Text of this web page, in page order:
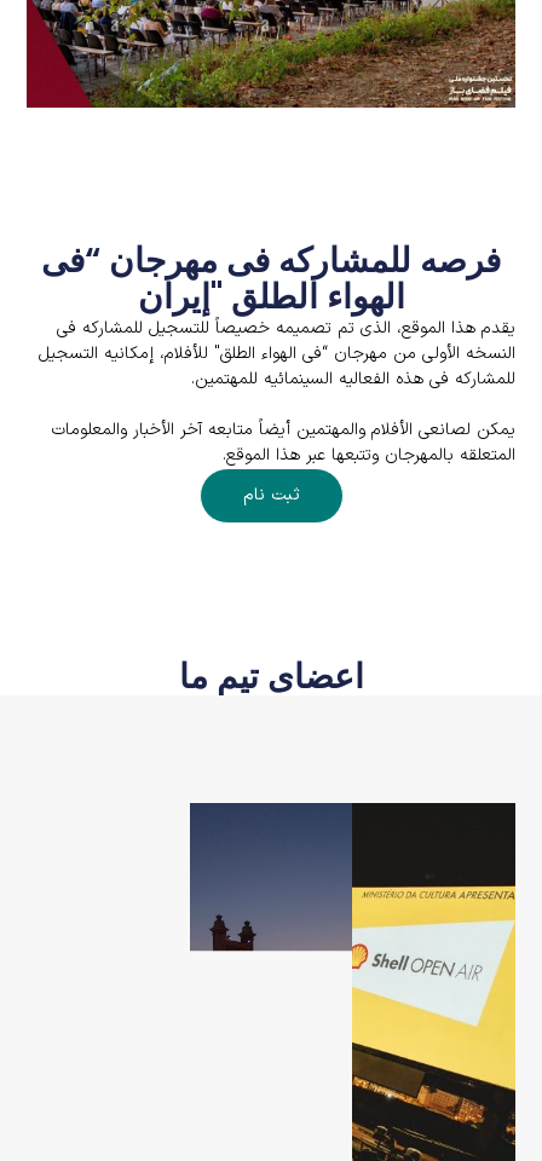
فرصه للمشارکه فی مهرجان “فی
الهواء الطلق "إیران
یقدم هذا الموقع، الذی تم تصمیمه خصیصاً للتسجیل للمشارکه فی
النسخه الأولى من مهرجان “فی الهواء الطلق" للأفلام، إمکانیه التسجیل
للمشارکه فی هذه الفعالیه السینمائیه للمهتمین.
یمکن لصانعی الأفلام والمهتمین أیضاً متابعه آخر الأخبار والمعلومات
المتعلقه بالمهرجان وتتبعها عبر هذا الموقع.
ثبت نام
اعضای تیم ما